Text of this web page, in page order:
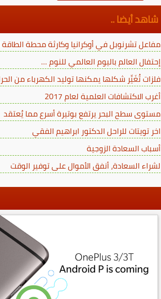
شاهد أيضا ..
مفاعل تشرنوبل في أوكرانيا وكارثة محطة الطاقة
إحتفال العالم باليوم العالمي للنوم …
فلزات تُغَيِّر شكلها يمكنها توليد الكهرباء من
أغرب الاكتشافات العلمية لعام 2017
مستوى سطح البحر يرتفع بوتيرة أسرع مما يُعتقد
اخر تويتات للراحل الدكتور ابراهيم الفقي
أسباب السعادة الزوجية
لشراء السعادة، أنفق الأموال على توفير الوقت